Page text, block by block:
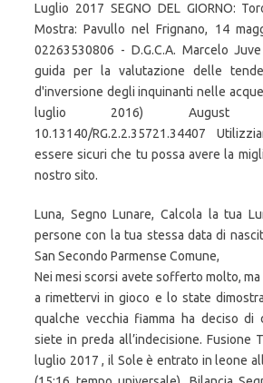
Luglio 2017 SEGNO DEL GIORNO:
Mostra: Pavullo nel Frignano, 14
02263530806 - D.G.C.A. Marcelo
guida per la valutazione delle
d'inversione degli inquinanti nelle
luglio 2016) August
10.13140/RG.2.2.35721.34407
essere sicuri che tu possa avere la
nostro sito.
Luna, Segno Lunare, Calcola la tua
persone con la tua stessa data di
San Secondo Parmense Comune,
Nei mesi scorsi avete sofferto molto,
a rimettervi in gioco e lo state
qualche vecchia fiamma ha deciso
siete in preda all’indecisione. Fusione
luglio 2017 , il Sole è entrato in leone